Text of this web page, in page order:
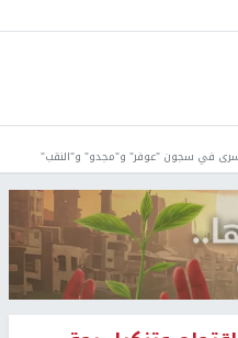
في سجون "عوفر" و"مجدو" و"النقب"